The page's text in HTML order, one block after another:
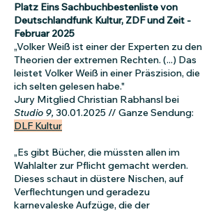
Platz Eins Sachbuchbestenliste von
Deutschlandfunk Kultur, ZDF und Zeit -
Februar 2025
„Volker Weiß ist einer der Experten zu den
Theorien der extremen Rechten. (...) Das
leistet Volker Weiß in einer Präszision, die
ich selten gelesen habe."
Jury Mitglied Christian Rabhansl bei
Studio 9, 30.01.2025 // Ganze Sendung:
DLF Kultur
„Es gibt Bücher, die müssten allen im
Wahlalter zur Pflicht gemacht werden.
Dieses schaut in düstere Nischen, auf
Verflechtungen und geradezu
karnevaleske Aufzüge, die der